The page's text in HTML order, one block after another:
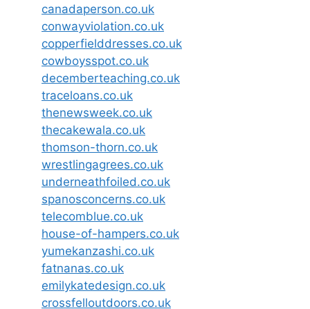
canadaperson.co.uk
conwayviolation.co.uk
copperfielddresses.co.uk
cowboysspot.co.uk
decemberteaching.co.uk
traceloans.co.uk
thenewsweek.co.uk
thecakewala.co.uk
thomson-thorn.co.uk
wrestlingagrees.co.uk
underneathfoiled.co.uk
spanosconcerns.co.uk
telecomblue.co.uk
house-of-hampers.co.uk
yumekanzashi.co.uk
fatnanas.co.uk
emilykatedesign.co.uk
crossfelloutdoors.co.uk